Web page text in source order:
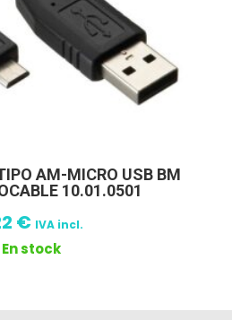
AM-MICRO USB BM
10.01.0501
€ IVA incl.
En stock